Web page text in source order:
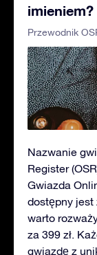
imieniem?
Przewodnik
Nazwanie
Register
Gwiazda
dostępny jest
warto
za 399 zł.
gwiazdę z